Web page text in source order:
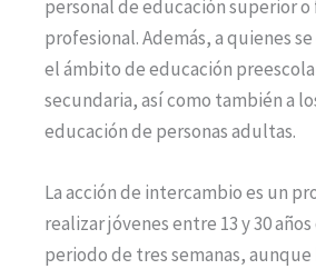
personal de educación superior
profesional. Además, a quienes
el ámbito de educación
secundaria, así como también a
educación de personas adultas.
La acción de intercambio es un
realizar jóvenes entre 13 y 30
periodo de tres semanas,